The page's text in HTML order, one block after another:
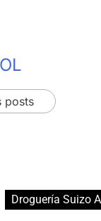
posts
Droguería Suizo